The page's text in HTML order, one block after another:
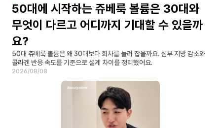
50대에 시작하는 쥬베룩 볼륨은 30대와
무엇이 다르고 어디까지 기대할 수 있을까
요?
50대 쥬베룩 볼륨은 왜 30대보다 회차를 늘려 잡을까요. 심부 지방 감소와
콜라겐 반응 속도를 기준으로 설계 차이를 정리했어요.
2026/08/08